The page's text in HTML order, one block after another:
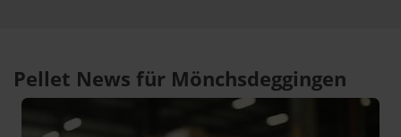
Pellet News für Mönchsdeggingen